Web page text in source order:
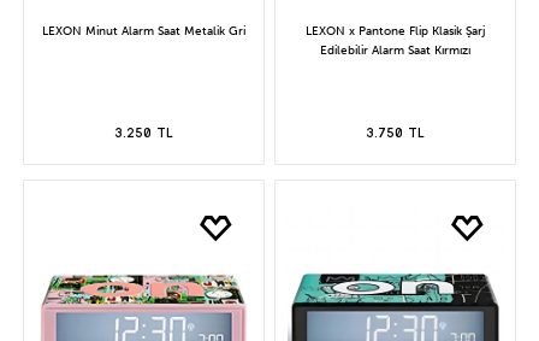
LEXON Minut Alarm Saat Metalik Gri
3.250 TL
LEXON x Pantone Flip Klasik Şarj
Edilebilir Alarm Saat Kırmızı
3.750 TL